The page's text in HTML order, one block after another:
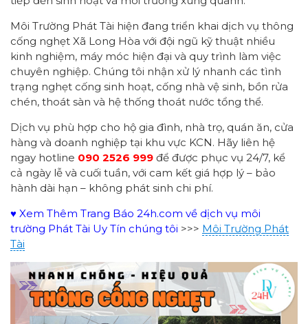
Môi Trường Phát Tài hiện đang triển khai dịch vụ thông
cống nghẹt Xã Long Hòa với đội ngũ kỹ thuật nhiều
kinh nghiệm, máy móc hiện đại và quy trình làm việc
chuyên nghiệp. Chúng tôi nhận xử lý nhanh các tình
trạng nghẹt cống sinh hoạt, cống nhà vệ sinh, bồn rửa
chén, thoát sàn và hệ thống thoát nước tổng thể.
Dịch vụ phù hợp cho hộ gia đình, nhà trọ, quán ăn, cửa
hàng và doanh nghiệp tại khu vực KCN. Hãy liên hệ
ngay hotline 090 2526 999 để được phục vụ 24/7, kể
cả ngày lễ và cuối tuần, với cam kết giá hợp lý – bảo
hành dài hạn – không phát sinh chi phí.
♥ Xem Thêm Trang Báo 24h.com về dịch vụ môi
trường Phát Tài Uy Tín chúng tôi >>> Môi Trường Phát
Tài